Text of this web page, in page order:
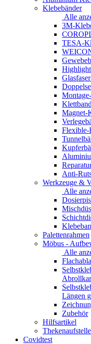
Klebebänder
Alle
3M-
TESA-
Magnet-
Flexible-
Anti-
Werkzeuge &
Alle
Palettenrahmen
Möbus -
Alle
Längen
Zubehör
Hilfsartikel
Covidtest